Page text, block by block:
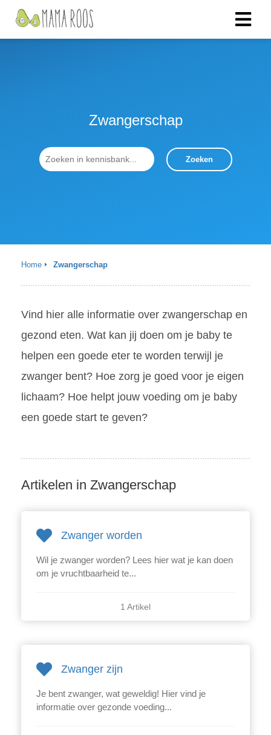
Zwangerschap
Zoeken
Home Zwangerschap
Vind hier alle informatie over zwangerschap en
gezond eten. Wat kan jij doen om je baby te
helpen een goede eter te worden terwijl je
zwanger bent? Hoe zorg je goed voor je eigen
lichaam? Hoe helpt jouw voeding om je baby
een goede start te geven?
Artikelen in Zwangerschap
Zwanger worden
Wil je zwanger worden? Lees hier wat je kan doen
om je vruchtbaarheid te...
1 Artikel
Zwanger zijn
Je bent zwanger, wat geweldig! Hier vind je
informatie over gezonde voeding...